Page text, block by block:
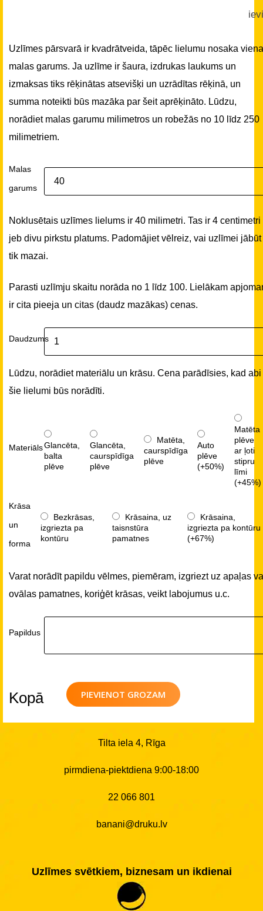
Uzlīmes pārsvarā ir kvadrātveida, tāpēc lielumu nosaka
malas garums. Ja uzlīme ir šaura, izdrukas laukums un
izmaksas tiks rēķinātas atsevišķi un uzrādītas rēķinā, un
summa noteikti būs mazāka par šeit aprēķināto. Lūdzu,
norādiet malas garumu milimetros un robežās no 10 līdz 250
milimetriem.
Malas
garums
Noklusētais uzlīmes lielums ir 40 milimetri. Tas ir 4 centimetri
jeb divu pirkstu platums. Padomājiet vēlreiz, vai uzlīmei jābūt
tik mazai.
Parasti uzlīmju skaitu norāda no 1 līdz 100. Lielākam
ir cita pieeja un citas (daudz mazākas) cenas.
Daudzums
Lūdzu, norādiet materiālu un krāsu. Cena parādīsies, kad abi
šie lielumi būs norādīti.
MateriālsGlancēta,
balta
plēve
Glancēta,
caurspīdīga
plēve
Matēta,
caurspīdīga
plēve
Auto
plēve
(+50%)
Matēta
plēve
ar ļoti
stipru
līmi
(+45%)
Krāsa
un
forma
Bezkrāsas,
izgriezta pa
kontūru
Krāsaina, uz
taisnstūra
pamatnes
Krāsaina,
izgriezta pa kontūru
(+67%)
Varat norādīt papildu vēlmes, piemēram, izgriezt uz apaļas
ovālas pamatnes, koriģēt krāsas, veikt labojumus u.c.
Papildus
PIEVIENOT GROZAM
Kopā
Tilta iela 4, Rīga
pirmdiena-piektdiena 9:00-18:00
22 066 801
banani@druku.lv
Uzlīmes svētkiem, biznesam un ikdienai